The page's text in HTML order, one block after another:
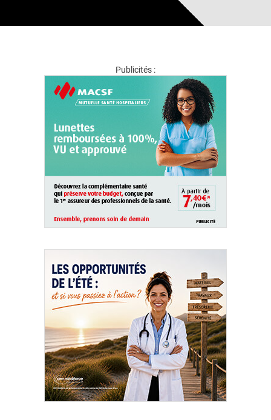
Publicités :